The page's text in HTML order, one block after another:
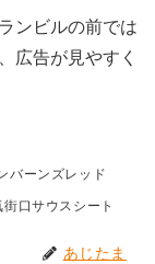
ンビルの前では
広告が見やすく
バーンズレッド
口サウスシート
あじたま